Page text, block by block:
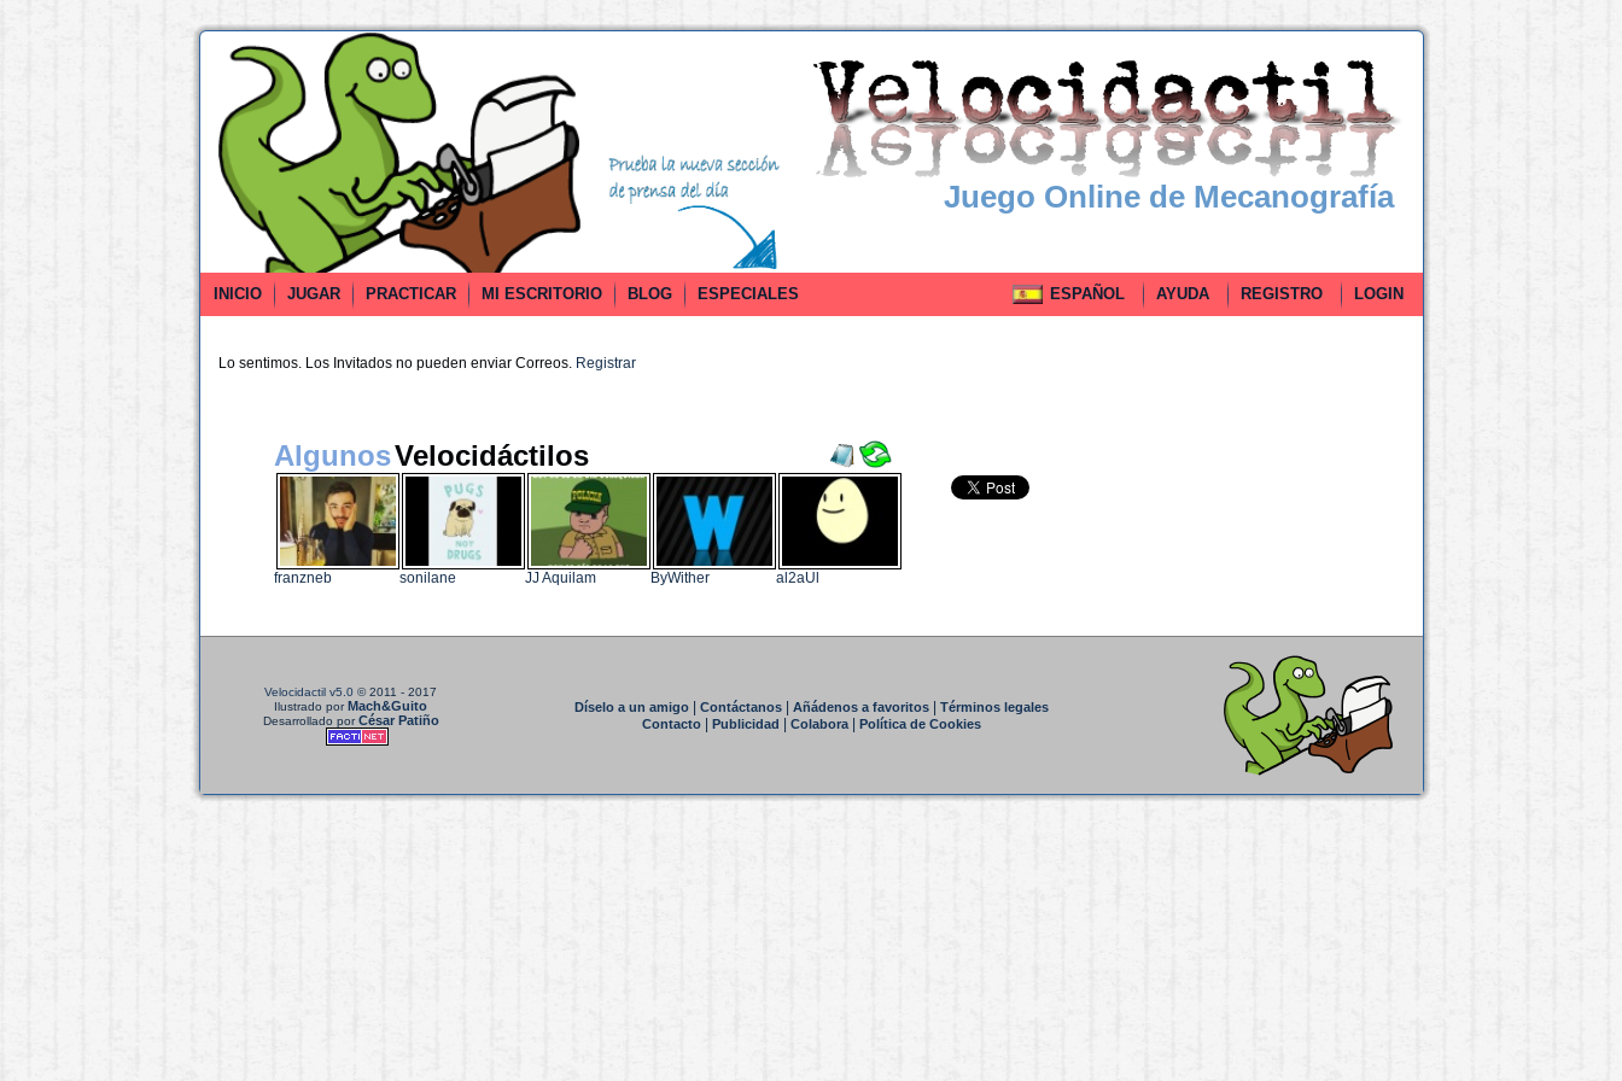
Juego Online de Mecanografía
INICIO JUGAR PRACTICAR MI ESCRITORIO BLOG ESPECIALES ESPAÑOL AYUDA REGISTRO LOGIN
Lo sentimos. Los Invitados no pueden enviar Correos. Registrar
AlgunosVelocidáctilos
franzneb sonilane JJ Aquilam ByWither al2aUl
Velocidactil v5.0 © 2011 - 2017
Ilustrado porMach&Guito
Desarrollado porCésar Patiño
Díselo a un amigo| Contáctanos| Añádenos a favoritos|
Términos legales
Contacto| Publicidad Colabora| Política de Cookies